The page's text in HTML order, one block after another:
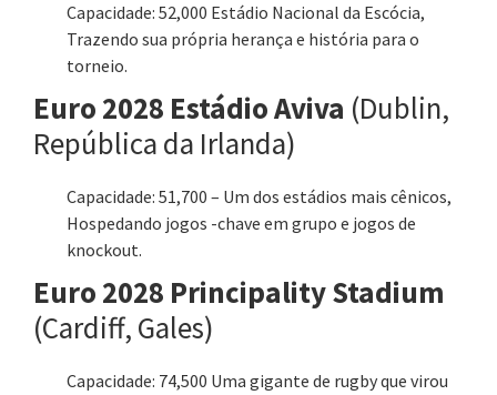
Capacidade: 52,000 Estádio Nacional da Escócia,
Trazendo sua própria herança e história para o
torneio.
Euro 2028 Estádio Aviva (Dublin,
República da Irlanda)
Capacidade: 51,700 – Um dos estádios mais cênicos,
Hospedando jogos -chave em grupo e jogos de
knockout.
Euro 2028 Principality Stadium
(Cardiff, Gales)
Capacidade: 74,500 Uma gigante de rugby que virou